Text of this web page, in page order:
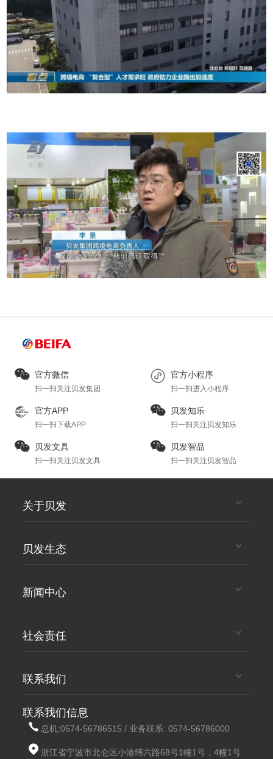
官方微信
扫一扫关注贝发集团
官方小程序
扫一扫进入小程序
官方APP
扫一扫下载APP
贝发知乐
扫一扫关注贝发知乐
贝发文具
扫一扫关注贝发文具
贝发智品
扫一扫关注贝发智品
关于贝发
贝发生态
新闻中心
社会责任
联系我们
联系我们信息
总机:0574-56786515 / 业务联系: 0574-56786000
浙江省宁波市北仑区小港纬六路68号1幢1号，4幢1号